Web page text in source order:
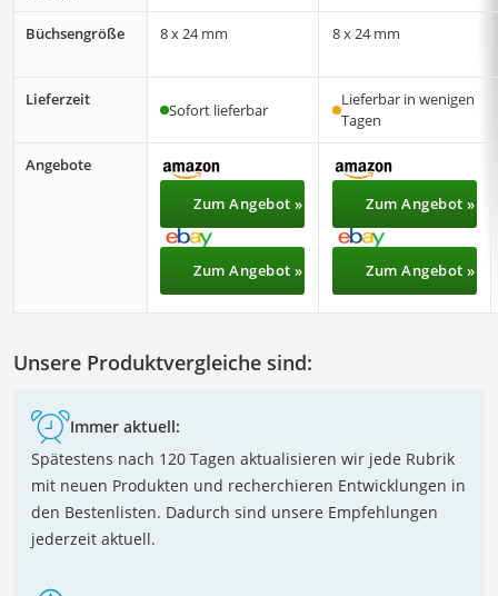
Büchsengröße 8 x 24 mm 8 x 24 mm
Lieferzeit
Sofort lieferbar
Lieferbar in wenigen
Tagen
Angebote
Zum Angebot »
Zum Angebot »
Zum Angebot »
Zum Angebot »
Unsere Produktvergleiche sind:
Immer aktuell:
Spätestens nach 120 Tagen aktualisieren wir jede Rubrik
mit neuen Produkten und recherchieren Entwicklungen in
den Bestenlisten. Dadurch sind unsere Empfehlungen
jederzeit aktuell.